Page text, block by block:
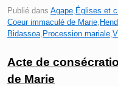
Publié dans Agape Églises et
Coeur immaculé de Marie
Bidassoa Procession mariale
Acte de
de Marie